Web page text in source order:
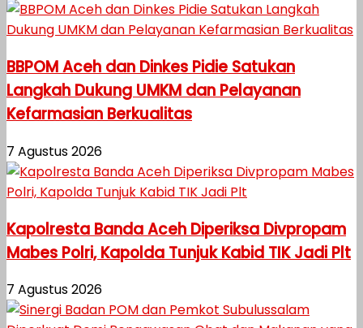
BBPOM Aceh dan Dinkes Pidie Satukan
Langkah Dukung UMKM dan Pelayanan
Kefarmasian Berkualitas
7 Agustus 2026
Kapolresta Banda Aceh Diperiksa Divpropam
Mabes Polri, Kapolda Tunjuk Kabid TIK Jadi Plt
7 Agustus 2026